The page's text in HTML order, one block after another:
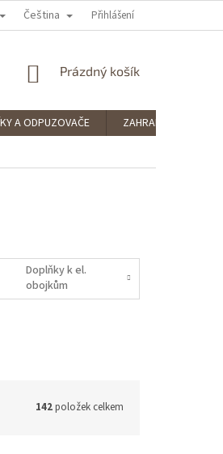
OCHRANY OSOBNÍCH ÚDAJŮ
Čeština Přihlášení
NÁKUPNÍ
Prázdný košík
A ODPUZOVAČE
ZAHRADNÍ POTŘEBY
Doplňky k el.
obojkům
142položek celkem